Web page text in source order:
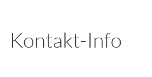
Kontakt-Info